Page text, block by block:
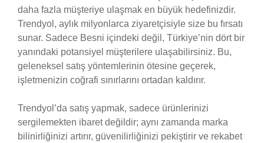
daha fazla müşteriye ulaşmak en büyük hedefinizdir.
Trendyol, aylık milyonlarca ziyaretçisiyle size bu fırsatı
sunar. Sadece Besni içindeki değil, Türkiye’nin dört bir
yanındaki potansiyel müşterilere ulaşabilirsiniz. Bu,
geleneksel satış yöntemlerinin ötesine geçerek,
işletmenizin coğrafi sınırlarını ortadan kaldırır.
Trendyol’da satış yapmak, sadece ürünlerinizi
sergilemekten ibaret değildir; aynı zamanda marka
bilinirliğinizi artırır, güvenilirliğinizi pekiştirir ve rekabet